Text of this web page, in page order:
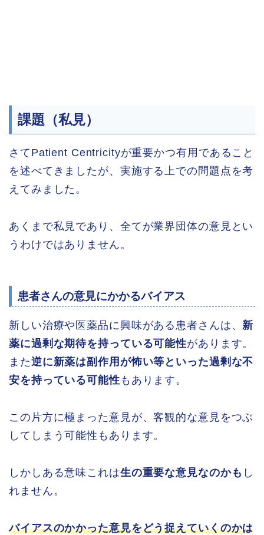
課題（私見）
さてPatient Centricityが重要かつ有用であること
を述べてきましたが、実施する上での問題点を考
えてみました。
あくまで私見であり、全てが業界団体の意見とい
うわけではありません。
患者さんの意見にかかるバイアス
新しい治療や医薬品に興味がある患者さんは、新
薬に過剰な期待を持っている可能性があります。
また逆に新薬は副作用が怖い等といった過剰な不
安を持っている可能性 もあります。
この片方に極まった意見が、客観的な意見をつぶ
してしまう可能性もあります。
しかしある意味これは生の重要な意見なのかも し
れません。
バイアスのかかった意見をどう捉えていくのかは